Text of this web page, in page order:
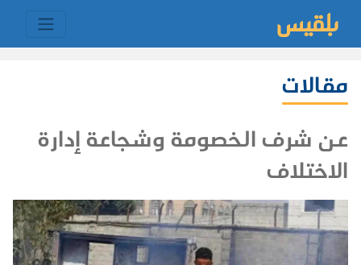
مقالات
عن شرف الخصومة وشجاعة إدارة
الاختلاف